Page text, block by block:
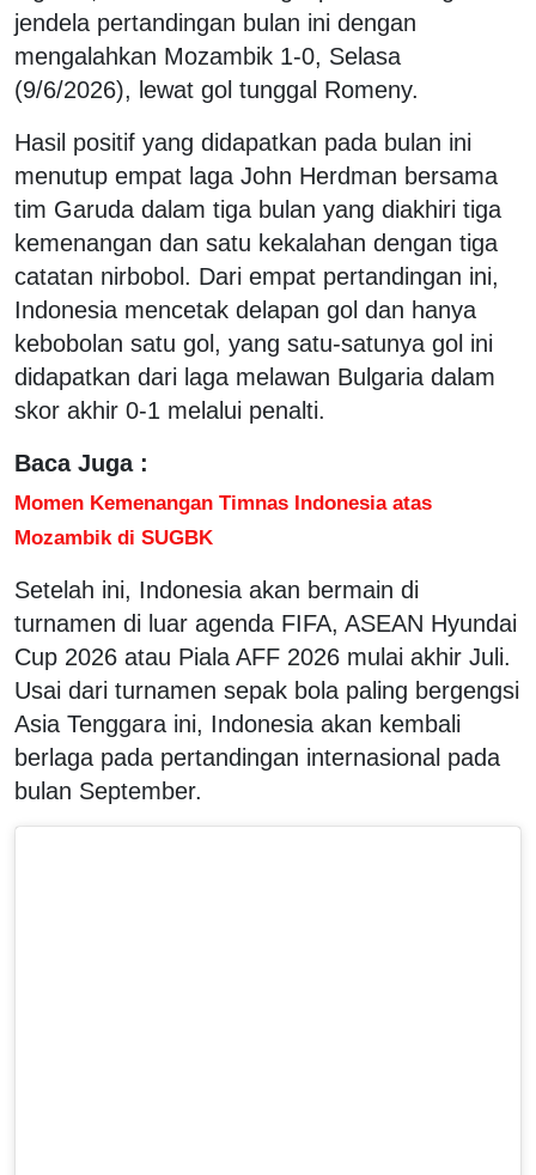
jendela pertandingan bulan ini dengan
mengalahkan Mozambik 1-0, Selasa
(9/6/2026), lewat gol tunggal Romeny.
Hasil positif yang didapatkan pada bulan ini
menutup empat laga John Herdman bersama
tim Garuda dalam tiga bulan yang diakhiri tiga
kemenangan dan satu kekalahan dengan tiga
catatan nirbobol. Dari empat pertandingan ini,
Indonesia mencetak delapan gol dan hanya
kebobolan satu gol, yang satu-satunya gol ini
didapatkan dari laga melawan Bulgaria dalam
skor akhir 0-1 melalui penalti.
Baca Juga :
Momen Kemenangan Timnas Indonesia atas
Mozambik di SUGBK
Setelah ini, Indonesia akan bermain di
turnamen di luar agenda FIFA, ASEAN Hyundai
Cup 2026 atau Piala AFF 2026 mulai akhir Juli.
Usai dari turnamen sepak bola paling bergengsi
Asia Tenggara ini, Indonesia akan kembali
berlaga pada pertandingan internasional pada
bulan September.